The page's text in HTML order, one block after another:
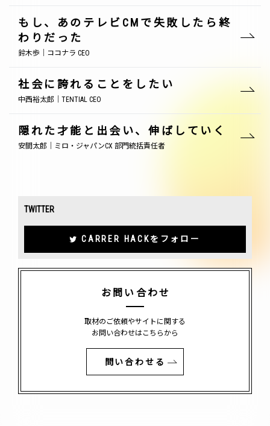
もし、あのテレビCMで失敗したら終
わりだった
鈴木歩｜ココナラ CEO
社会に誇れることをしたい
中西裕太郎｜TENTIAL CEO
隠れた才能と出会い、伸ばしていく
安間太郎｜ミロ・ジャパンCX 部門統括責任者
TWITTER
CARRER HACKをフォロー
お問い合わせ
取材のご依頼やサイトに関する
お問い合わせはこちらから
問い合わせる